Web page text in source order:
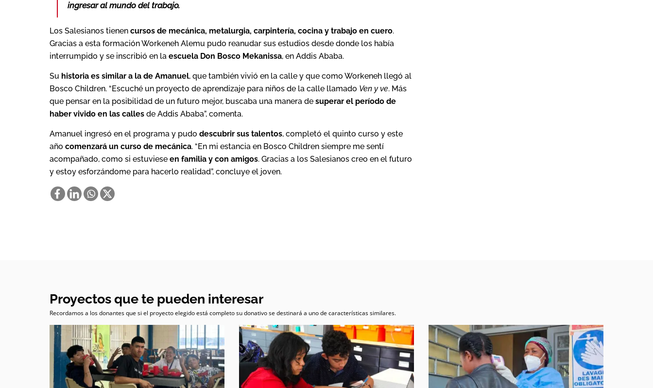
ingresar al mundo del trabajo.
Los Salesianos tienen cursos de mecánica, metalurgia, carpintería, cocina y trabajo en cuero.
Gracias a esta formación Workeneh Alemu pudo reanudar sus estudios desde donde los había
interrumpido y se inscribió en la escuela Don Bosco Mekanissa, en Addis Ababa.
Su historia es similar a la de Amanuel, que también vivió en la calle y que como Workeneh llegó al
Bosco Children. “Escuché un proyecto de aprendizaje para niños de la calle llamado Ven y ve. Más
que pensar en la posibilidad de un futuro mejor, buscaba una manera de superar el período de
haber vivido en las calles de Addis Ababa”, comenta.
Amanuel ingresó en el programa y pudo descubrir sus talentos, completó el quinto curso y este
año comenzará un curso de mecánica. “En mi estancia en Bosco Children siempre me sentí
acompañado, como si estuviese en familia y con amigos. Gracias a los Salesianos creo en el futuro
y estoy esforzándome para hacerlo realidad”, concluye el joven.
Proyectos que te pueden interesar
Recordamos a los donantes que si el proyecto elegido está completo su donativo se destinará a uno de características similares.